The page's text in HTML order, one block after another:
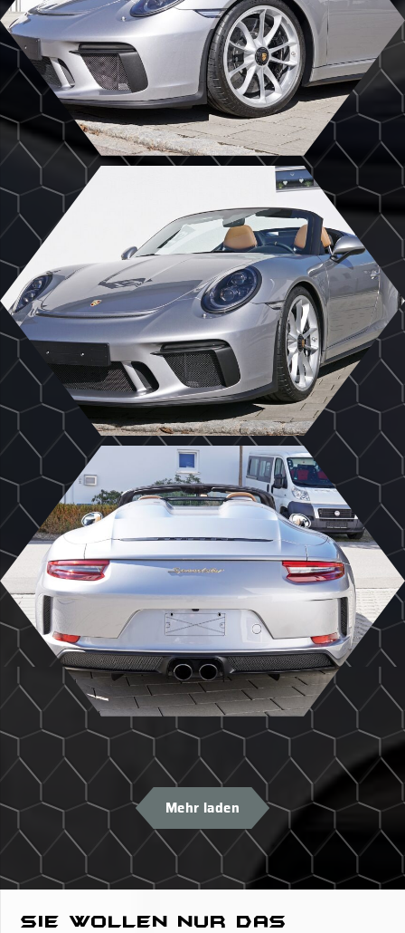
Mehr laden
Sie wollen nur das